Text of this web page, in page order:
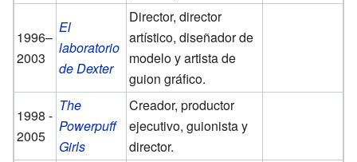
1996–
2003
El
laboratorio
de Dexter
Director, director
artístico, diseñador de
modelo y artista de
guion gráfico.
1998 -
2005
The
Powerpuff
Girls
Creador, productor
ejecutivo, guionista y
director.